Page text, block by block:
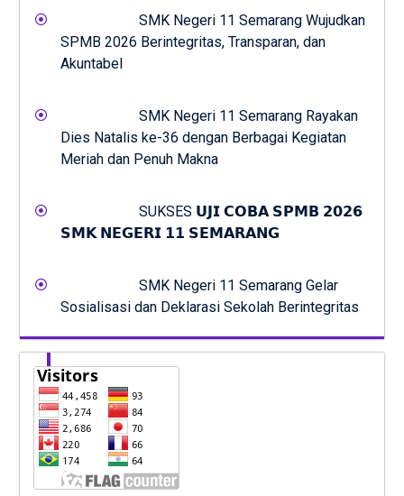
SMK Negeri 11 Semarang Wujudkan
SPMB 2026 Berintegritas, Transparan, dan
Akuntabel
SMK Negeri 11 Semarang Rayakan
Dies Natalis ke-36 dengan Berbagai Kegiatan
Meriah dan Penuh Makna
SUKSES 𝗨𝗝𝗜 𝗖𝗢𝗕𝗔 𝗦𝗣𝗠𝗕 𝟮𝟬𝟮𝟲
𝗦𝗠𝗞 𝗡𝗘𝗚𝗘𝗥𝗜 𝟭𝟭 𝗦𝗘𝗠𝗔𝗥𝗔𝗡𝗚
SMK Negeri 11 Semarang Gelar
Sosialisasi dan Deklarasi Sekolah Berintegritas